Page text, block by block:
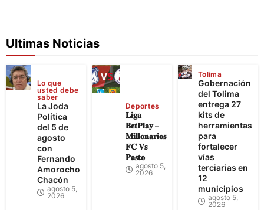
Ultimas Noticias
Lo que
usted debe
saber
La Joda
Política
del 5 de
agosto
con
Fernando
Amorocho
Chacón
agosto 5,
2026
Deportes
𝐋𝐢𝐠𝐚
𝐁𝐞𝐭𝐏𝐥𝐚𝐲 –
𝐌𝐢𝐥𝐥𝐨𝐧𝐚𝐫𝐢𝐨𝐬
𝐅𝐂 𝐕𝐬
𝐏𝐚𝐬𝐭𝐨
agosto 5,
2026
Tolima
Gobernación
del Tolima
entrega 27
kits de
herramientas
para
fortalecer
vías
terciarias en
12
municipios
agosto 5,
2026